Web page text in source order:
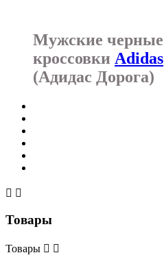
Мужские черные
кроссовки Adidas
(Адидас Дорога)
 
Товары
Товары  